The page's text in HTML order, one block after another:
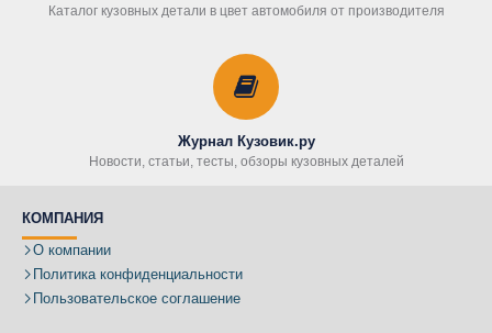
Каталог кузовных детали в цвет автомобиля от производителя
Журнал Кузовик.ру
Новости, статьи, тесты, обзоры кузовных деталей
КОМПАНИЯ
О компании
Политика конфиденциальности
Пользовательское соглашение